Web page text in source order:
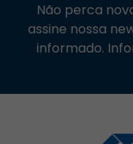
Não perca
assine nossa
informado.